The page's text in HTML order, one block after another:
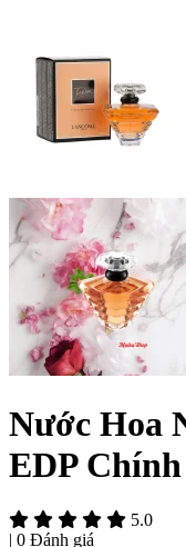
Nước Hoa
EDP
5.0
| 0 Đánh giá